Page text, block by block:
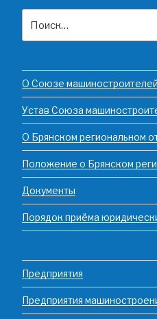
О Союзе
Устав Союза
О Брянском региональном
Положение о Брянском
Документы
Порядок приёма
Предприятия
Предприятия